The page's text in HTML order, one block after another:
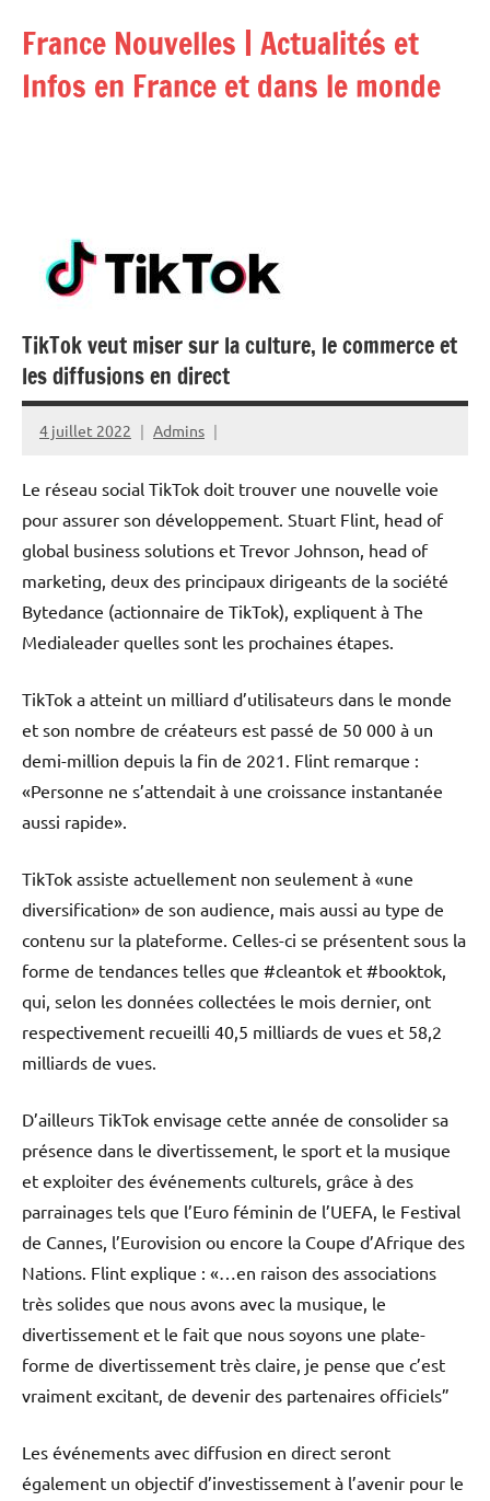
contenu
France Nouvelles | Actualités et
Infos en France et dans le monde
TikTok veut miser sur la culture, le commerce et
les diffusions en direct
4 juillet 2022 Admins
Le réseau social TikTok doit trouver une nouvelle voie
pour assurer son développement. Stuart Flint, head of
global business solutions et Trevor Johnson, head of
marketing, deux des principaux dirigeants de la société
Bytedance (actionnaire de TikTok), expliquent à The
Medialeader quelles sont les prochaines étapes.
TikTok a atteint un milliard d’utilisateurs dans le monde
et son nombre de créateurs est passé de 50 000 à un
demi-million depuis la fin de 2021. Flint remarque :
«Personne ne s’attendait à une croissance instantanée
aussi rapide».
TikTok assiste actuellement non seulement à «une
diversification» de son audience, mais aussi au type de
contenu sur la plateforme. Celles-ci se présentent sous la
forme de tendances telles que #cleantok et #booktok,
qui, selon les données collectées le mois dernier, ont
respectivement recueilli 40,5 milliards de vues et 58,2
milliards de vues.
D’ailleurs TikTok envisage cette année de consolider sa
présence dans le divertissement, le sport et la musique
et exploiter des événements culturels, grâce à des
parrainages tels que l’Euro féminin de l’UEFA, le Festival
de Cannes, l’Eurovision ou encore la Coupe d’Afrique des
Nations. Flint explique : «…en raison des associations
très solides que nous avons avec la musique, le
divertissement et le fait que nous soyons une plate-
forme de divertissement très claire, je pense que c’est
vraiment excitant, de devenir des partenaires officiels”
Les événements avec diffusion en direct seront
également un objectif d’investissement à l’avenir pour le